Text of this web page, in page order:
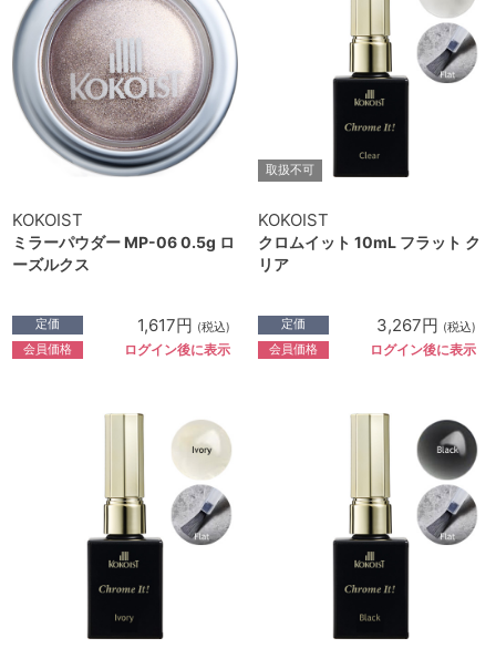
KOKOIST
ミラーパウダー MP-06 0.5g ロ
ーズルクス
定価 1,617円 (税込)
会員価格 ログイン後に表示
取扱不可
KOKOIST
クロムイット 10mL フラット ク
リア
定価 3,267円 (税込)
会員価格 ログイン後に表示